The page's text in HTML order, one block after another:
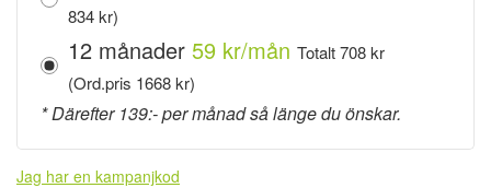
834 kr)
12 månader 59 kr/mån Totalt 708 kr
(Ord.pris 1668 kr)
* Därefter 139:- per månad så länge du önskar.
Jag har en kampanjkod